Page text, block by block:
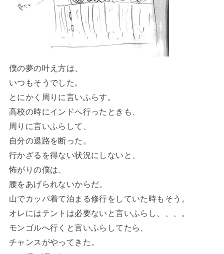
僕の夢の叶え方は、
いつもそうでした。
とにかく周りに言いふらす。
高校の時にインドへ行ったときも、
周りに言いふらして、
自分の退路を断った。
行かざるを得ない状況にしないと、
怖がりの僕は、
腰をあげられないからだ。
山でカッパ着て泊まる修行をしていた時もそう。
オレにはテントは必要ないと言いふらし、、、。
モンゴルへ行くと言いふらしてたら、
チャンスがやってきた。